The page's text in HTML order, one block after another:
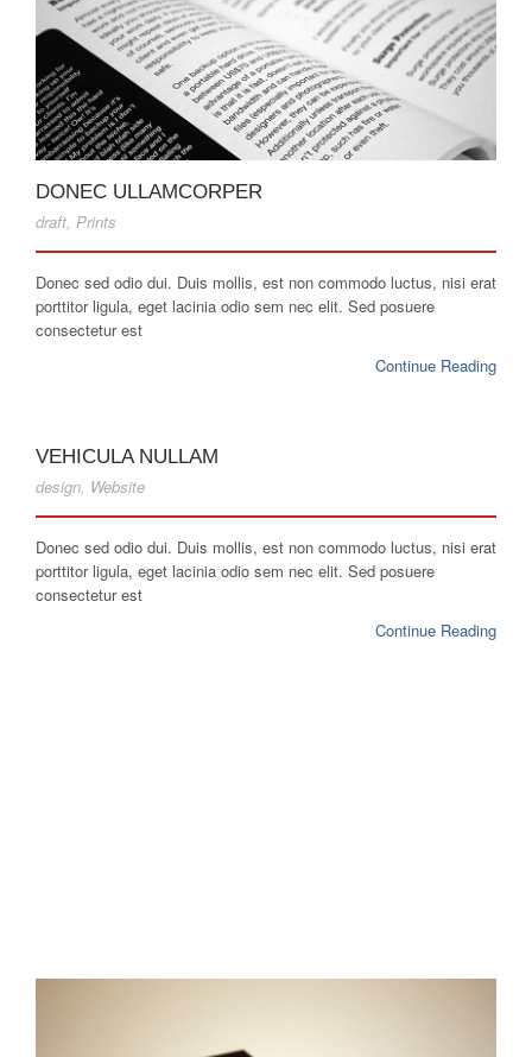
DONEC ULLAMCORPER
draft, Prints
Donec sed odio dui. Duis mollis, est non commodo luctus, nisi erat
porttitor ligula, eget lacinia odio sem nec elit. Sed posuere
consectetur est
Continue Reading
VEHICULA NULLAM
design, Website
Donec sed odio dui. Duis mollis, est non commodo luctus, nisi erat
porttitor ligula, eget lacinia odio sem nec elit. Sed posuere
consectetur est
Continue Reading